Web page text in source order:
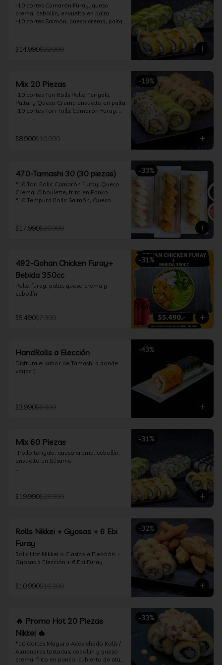
-10 cortes Camarón Furay, queso
crema, cebollín, envuelto en palta
-10 cortes Salmón, queso crema, palta,
cebollín, frito en tempura
*Incluye 2 soya 30ml / 2 palitos / 1 salsa
$14.990$22.990
-19%
Mix 20 Piezas
-10 cortes Teri Rolls Pollo Teriyaki,
Palta, y Queso Crema envuelto en palta
-10 cortes Tori Tolls: Camarón Furay,
teriyaki 30ml
$8.900$10.990
-33%
470-Tamashi 30 (30 piezas)
*10 Tori Rolls: Camarón Furay, Queso
Crema, Ciboulette, frito en Panko
*10 Tempura Rolls: Salmón, Queso
furay, queso crema y cebollín, envuelto
en salmón y bañado en salsa
$17.990$26.990
-31%
492-Gohan Chicken Furay+
Bebida 350cc
Pollo furay, palta, queso crema y
cebollín
$5.490$7.990
-43%
HandRolls a Elección
Disfruta el sabor de Tamashi a donde
vayas :).
$3.990$6.990
-31%
Mix 60 Piezas
-Pollo teriyaki, queso crema, cebollín,
envuelto en Sésamo
-Camarón furay, queso crema,
frito en tempura.
-Kanikama, queso crema, envuelto en
nori (hosomaki)
$19.990$28.990
-32%
Rolls Nikkei + Gyosas + 6 Ebi
Furay
Rolls Hot Nikkei o Clasico a Elección +
Gyosas a Elección + 6 Ebi Furay.
$10.990$16.200
-33%
🔥 Promo Hot 20 Piezas
Nikkei 🔥
*10 Cortes Maguro Acevichado Rolls /
Almendras tostadas, cebollín y queso
crema, frito en panko, cubierto de atún